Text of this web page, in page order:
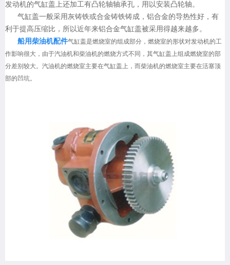
发动机的气缸盖上还加工有凸轮轴轴承孔，用以安装凸轮轴。
气缸盖一般采用灰铸铁或合金铸铁铸成，铝合金的导热性好，有
利于提高压缩比，所以近年来铝合金气缸盖被采用得越来越多。
船用柴油机配件气缸盖是燃烧室的组成部分，燃烧室的形状对发动机的工
作影响很大，由于汽油机和柴油机的燃烧方式不同，其气缸盖上组成燃烧室的部
分差别较大。汽油机的燃烧室主要在气缸盖上，而柴油机的燃烧室主要在活塞顶
部的凹坑。